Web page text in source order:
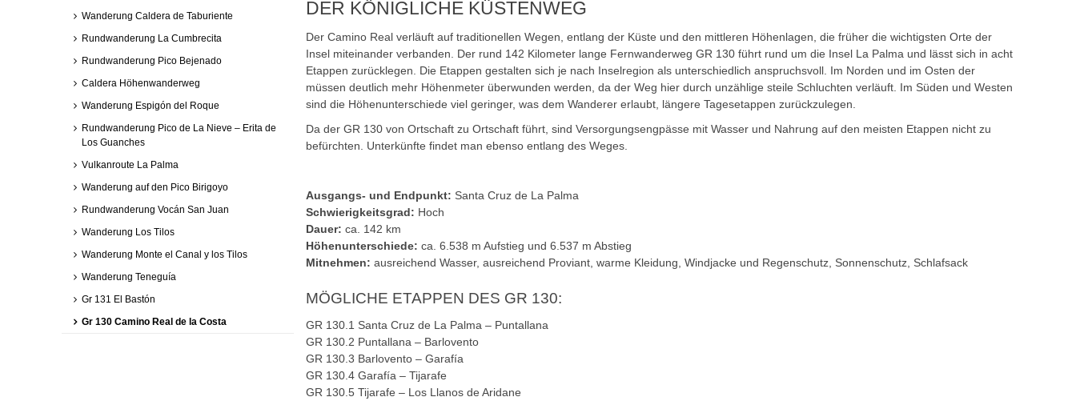
Wanderung Caldera de Taburiente
Rundwanderung La Cumbrecita
Rundwanderung Pico Bejenado
Caldera Höhenwanderweg
Wanderung Espigón del Roque
Rundwanderung Pico de La Nieve – Erita de
Los Guanches
Vulkanroute La Palma
Wanderung auf den Pico Birigoyo
Rundwanderung Vocán San Juan
Wanderung Los Tilos
Wanderung Monte el Canal y los Tilos
Wanderung Teneguía
Gr 131 El Bastón
Gr 130 Camino Real de la Costa
DER KÖNIGLICHE KÜSTENWEG
Der Camino Real verläuft auf traditionellen Wegen, entlang der Küste und den mittleren Höhenlagen, die früher die wichtigsten Orte der
Insel miteinander verbanden. Der rund 142 Kilometer lange Fernwanderweg GR 130 führt rund um die Insel La Palma und lässt sich in acht
Etappen zurücklegen. Die Etappen gestalten sich je nach Inselregion als unterschiedlich anspruchsvoll. Im Norden und im Osten der
müssen deutlich mehr Höhenmeter überwunden werden, da der Weg hier durch unzählige steile Schluchten verläuft. Im Süden und Westen
sind die Höhenunterschiede viel geringer, was dem Wanderer erlaubt, längere Tagesetappen zurückzulegen.
Da der GR 130 von Ortschaft zu Ortschaft führt, sind Versorgungsengpässe mit Wasser und Nahrung auf den meisten Etappen nicht zu
befürchten. Unterkünfte findet man ebenso entlang des Weges.
Ausgangs- und Endpunkt: Santa Cruz de La Palma
Schwierigkeitsgrad: Hoch
Dauer: ca. 142 km
Höhenunterschiede: ca. 6.538 m Aufstieg und 6.537 m Abstieg
Mitnehmen: ausreichend Wasser, ausreichend Proviant, warme Kleidung, Windjacke und Regenschutz, Sonnenschutz, Schlafsack
MÖGLICHE ETAPPEN DES GR 130:
GR 130.1 Santa Cruz de La Palma – Puntallana
GR 130.2 Puntallana – Barlovento
GR 130.3 Barlovento – Garafía
GR 130.4 Garafía – Tijarafe
GR 130.5 Tijarafe – Los Llanos de Aridane